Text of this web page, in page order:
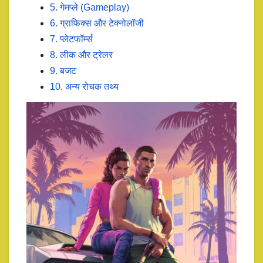
5. गेमप्ले (Gameplay)
6. ग्राफिक्स और टेक्नोलॉजी
7. प्लेटफॉर्म्स
8. लीक और ट्रेलर
9. बजट
10. अन्य रोचक तथ्य